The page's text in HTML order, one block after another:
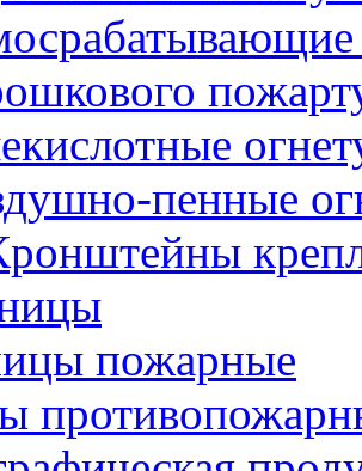
пенные
пожарные